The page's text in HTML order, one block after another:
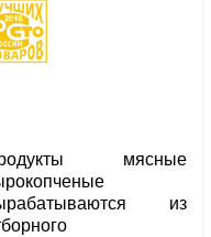
мясные
из